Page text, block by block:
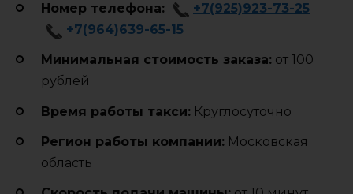
Номер телефона:
+7(925)923-73-25
+7(964)639-65-15
Минимальная стоимость заказа: от 100
рублей
Время работы такси: Круглосуточно
Регион работы компании: Московская
область